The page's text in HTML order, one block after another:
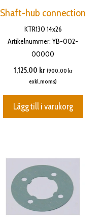
Shaft-hub connection
KTR130 14x26
Artikelnummer: YB-002-
00000
1,125.00 kr (900.00 kr
exkl.moms)
Lägg till i varukorg